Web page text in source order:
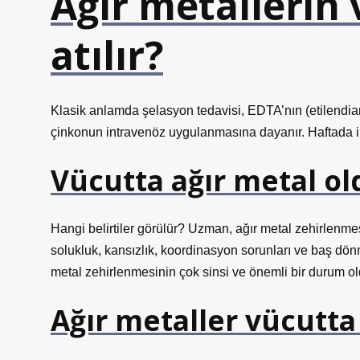
atılır?
Klasik anlamda şelasyon tedavisi, EDTA’nın
çinkonun intravenöz uygulanmasına dayanır.
Vücutta ağır metal
Hangi belirtiler görülür? Uzman, ağır metal
solukluk, kansızlık, koordinasyon sorunları ve baş
metal zehirlenmesinin çok sinsi ve önemli bir durum
Ağır metaller